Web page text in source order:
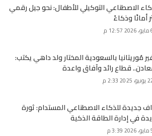
الاصطناعي التوكيلي للأطفال: نحو جيل رقمي
أمانًا وذكاءً
12:57 م
مُوريتانيا بالسعودية المختار ولد داهي يكتب:
قطاع رائد وآفاق واعدة
2025 2:33 م
جديدة للذكاء الاصطناعي المستدام: ثورة
في إدارة الطاقة الذكية
3:39 م